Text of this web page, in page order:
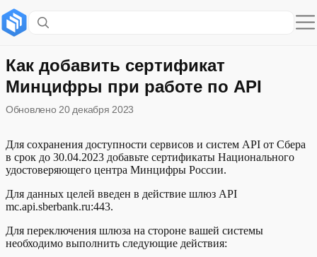
Добавляем доверенные сертификаты в настройки системы
Проверяем параметры взаимодействия со шлюзом API
Как добавить сертификат
Минцифры при работе по API
Обновлено 20 декабря 2023
Для сохранения доступности сервисов и систем API от Сбера
в срок до 30.04.2023 добавьте сертификаты Национального
удостоверяющего центра Минцифры России.
Для данных целей введен в действие шлюз API
mc.api.sberbank.ru:443.
Для переключения шлюза на стороне вашей системы
необходимо выполнить следующие действия: ​​